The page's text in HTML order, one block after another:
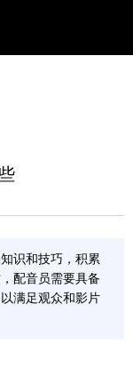
识和技巧，积累
配音员需要具备
满足观众和影片